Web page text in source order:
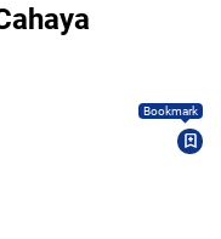
Bookmark